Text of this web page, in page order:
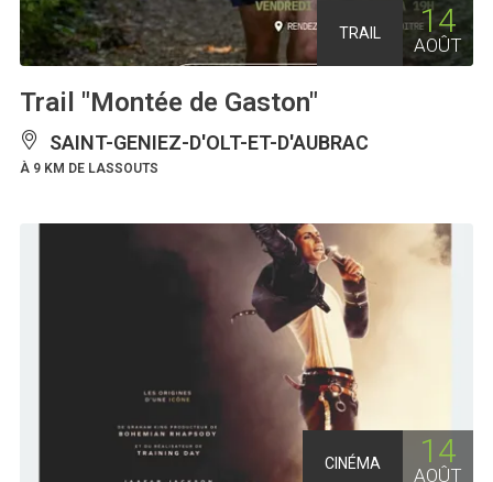
TRAIL 14
AOÛT
Trail "Montée de Gaston"
SAINT-GENIEZ-D'OLT-ET-D'AUBRAC
À 9 KM DE LASSOUTS
CINÉMA 14
AOÛT